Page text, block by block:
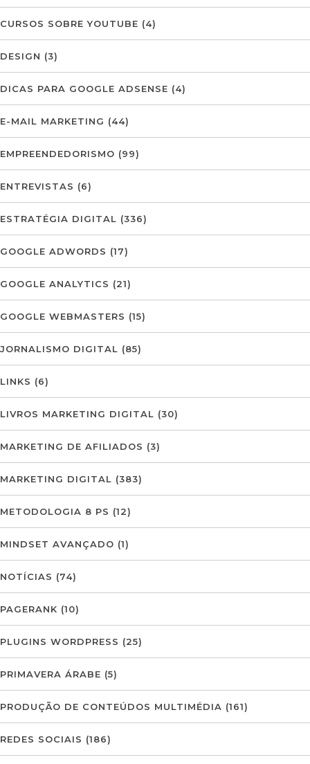
CURSOS SOBRE YOUTUBE (4)
DESIGN (3)
DICAS PARA GOOGLE ADSENSE (4)
E-MAIL MARKETING (44)
EMPREENDEDORISMO (99)
ENTREVISTAS (6)
ESTRATÉGIA DIGITAL (336)
GOOGLE ADWORDS (17)
GOOGLE ANALYTICS (21)
GOOGLE WEBMASTERS (15)
JORNALISMO DIGITAL (85)
LINKS (6)
LIVROS MARKETING DIGITAL (30)
MARKETING DE AFILIADOS (3)
MARKETING DIGITAL (383)
METODOLOGIA 8 PS (12)
MINDSET AVANÇADO (1)
NOTÍCIAS (74)
PAGERANK (10)
PLUGINS WORDPRESS (25)
PRIMAVERA ÁRABE (5)
PRODUÇÃO DE CONTEÚDOS MULTIMÉDIA (161)
REDES SOCIAIS (186)